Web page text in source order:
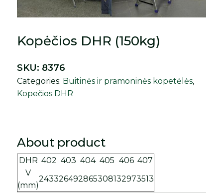
Kopėčios DHR (150kg)
SKU: 8376
Categories: Buitinės ir pramoninės kopetėlės,
Kopečios DHR
About product
DHR 402 403 404 405 406 407
V
(mm)
243326492865308132973513